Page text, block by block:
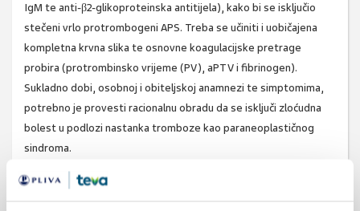
IgM te anti-β2-glikoproteinska antitijela), kako bi se isključio
stečeni vrlo protrombogeni APS. Treba se učiniti i uobičajena
kompletna krvna slika te osnovne koagulacijske pretrage
probira (protrombinsko vrijeme (PV), aPTV i fibrinogen).
Sukladno dobi, osobnoj i obiteljskoj anamnezi te simptomima,
potrebno je provesti racionalnu obradu da se isključi zloćudna
bolest u podlozi nastanka tromboze kao paraneoplastičnog
sindroma.
Koga testirati na trombofiliju?